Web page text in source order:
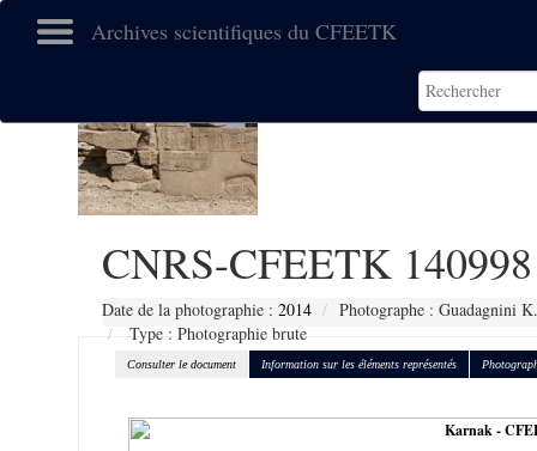
Archives scientifiques du CFEETK
CNRS-CFEETK 140998
Date de la photographie : 2014
Photographe : Guadagnini K.
Type : Photographie brute
Consulter le document Information sur les éléments représentés